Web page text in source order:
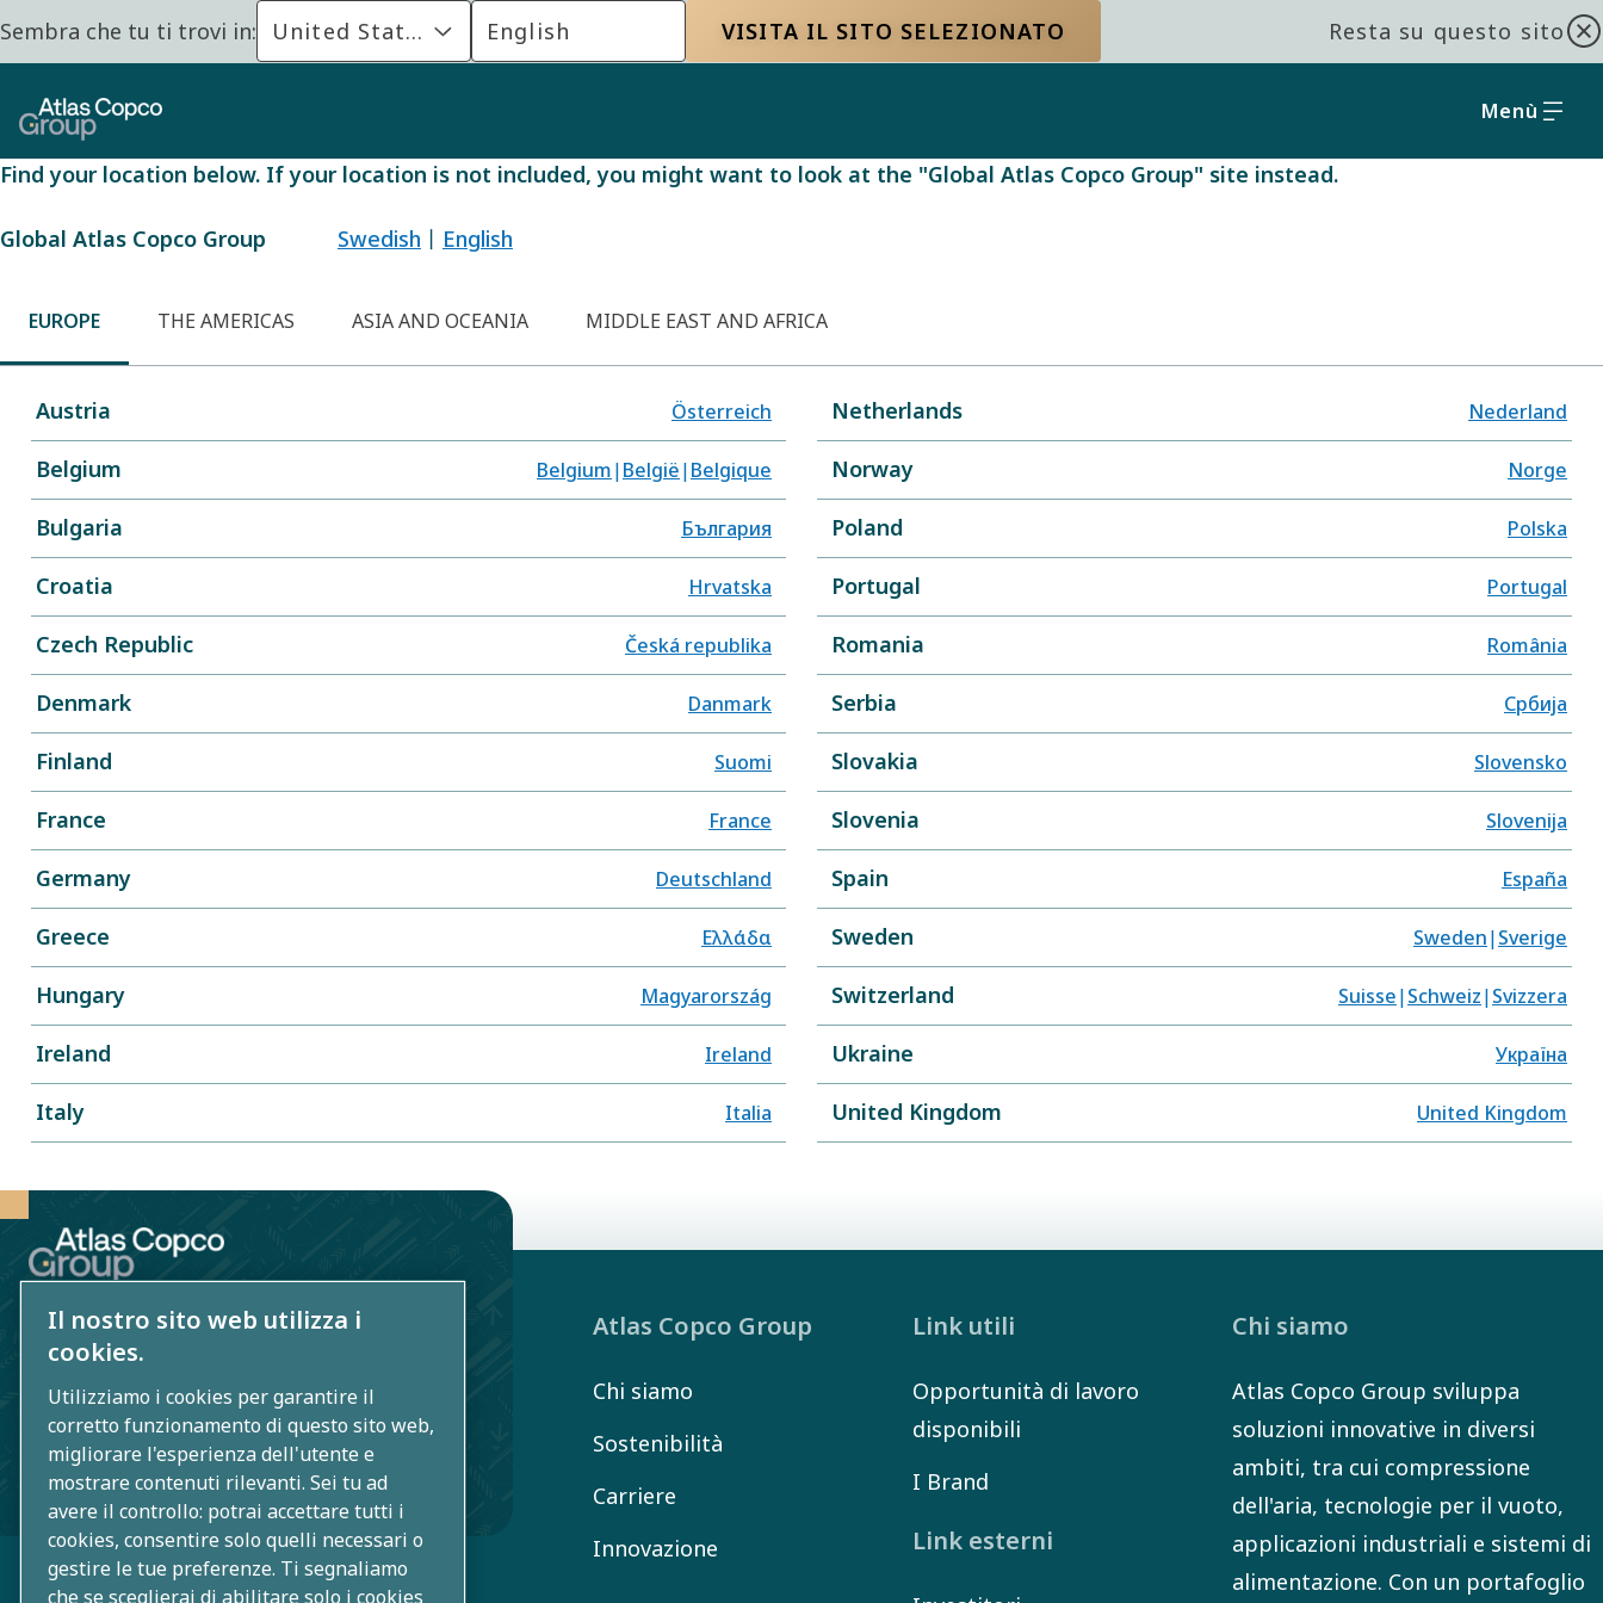
Sembra che tu ti trovi in: United States English VISITA IL SITO SELEZIONATO Resta su questo sito
Menù
You are currently in Switzerland
Find your location below. If your location is not included, you might want to look at the "Global Atlas Copco Group" site instead.
Global Atlas Copco Group Swedish 丨 English
EUROPE THE AMERICAS ASIA AND OCEANIA MIDDLE EAST AND AFRICA
Austria Österreich Netherlands Nederland
Belgium Belgium België Belgique Norway Norge
Bulgaria България Poland Polska
Croatia Hrvatska Portugal Portugal
Czech Republic Česká republika Romania România
Denmark Danmark Serbia Србија
Finland Suomi Slovakia Slovensko
France France Slovenia Slovenija
Germany Deutschland Spain España
Greece Ελλάδα Sweden Sweden Sverige
Hungary Magyarország Switzerland Suisse Schweiz Svizzera
Ireland Ireland Ukraine Україна
Italy Italia United Kingdom United Kingdom
Atlas Copco (Schweiz) AG
Gewerbestrasse 8
2557 Studen (Bern)
+41 32 374 1402
group.ch@atlascopco.com
Atlas Copco Group
Chi siamo
Sostenibilità
Carriere
Innovazione
Link utili
Opportunità di lavoro
disponibili
I Brand
Link esterni
Chi siamo
Atlas Copco Group sviluppa
soluzioni innovative in diversi
ambiti, tra cui compressione
dell'aria, tecnologie per il vuoto,
applicazioni industriali e sistemi di
alimentazione. Con un portafoglio
Il nostro sito web utilizza i
cookies.
Utilizziamo i cookies per garantire il
corretto funzionamento di questo sito web,
migliorare l'esperienza dell'utente e
mostrare contenuti rilevanti. Sei tu ad
avere il controllo: potrai accettare tutti i
cookies, consentire solo quelli necessari o
gestire le tue preferenze. Ti segnaliamo
che se sceglierai di abilitare solo i cookies